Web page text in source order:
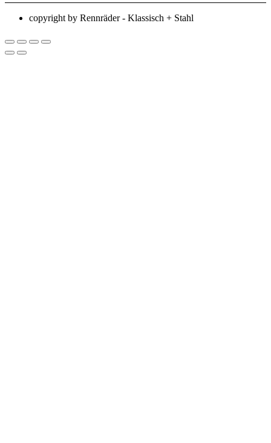
copyright by Rennräder - Klassisch + Stahl